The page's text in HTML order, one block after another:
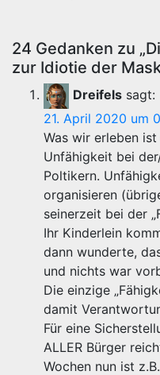
24 Gedanken zu
zur Idiotie der
Dreifels sagt:
21. April 2020 um
Was wir erleben
Unfähigkeit bei
Poltikern.
organisieren
seinerzeit bei der
Ihr Kinderlein
dann wunderte,
und nichts war
Die einzige
damit
Für eine
ALLER Bürger
Wochen nun ist